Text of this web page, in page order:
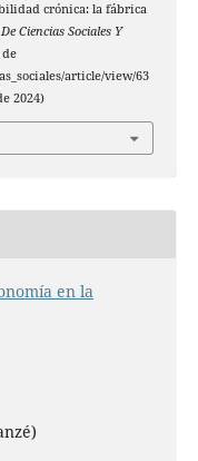
crónica: la fábrica
Ciencias Sociales Y
article/view/63
2024)
en la